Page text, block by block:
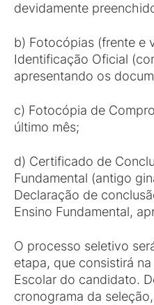
devidamente
b) Fotocópias (frente e
Identificação Oficial
apresentando os
c) Fotocópia de
último mês;
d) Certificado de
Fundamental (antigo
Declaração de
Ensino Fundamental,
O processo seletivo
etapa, que consistirá
Escolar do candidato.
cronograma da